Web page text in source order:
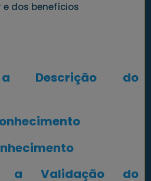
dos benefícios
a Descrição do
a Validação do